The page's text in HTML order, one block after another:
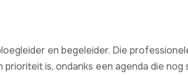
en begeleider. Die
is, ondanks een agenda die nog